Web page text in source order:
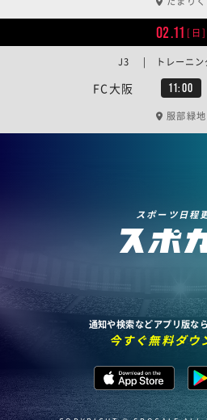
02.11 [日]
FC大阪 11:00
J3 | トレーニン
服部緑地
スポーツ日程
通知や検索などアプリ版な
今すぐ無料ダウ